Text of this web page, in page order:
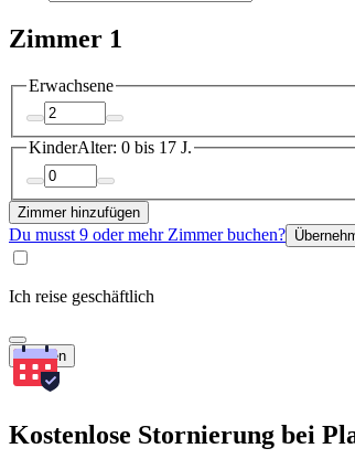
Zimmer 1
Erwachsene
KinderAlter: 0 bis 17 J.
Zimmer hinzufügen
Du musst 9 oder mehr Zimmer buchen?
Ich reise geschäftlich
Suchen
Kostenlose Stornierung bei